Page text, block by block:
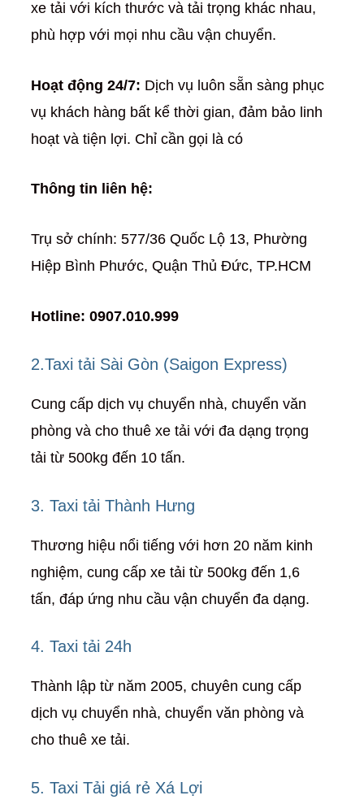
xe tải với kích thước và tải trọng khác nhau,
phù hợp với mọi nhu cầu vận chuyển.
Hoạt động 24/7: Dịch vụ luôn sẵn sàng phục
vụ khách hàng bất kể thời gian, đảm bảo linh
hoạt và tiện lợi. Chỉ cần gọi là có
Thông tin liên hệ:
Trụ sở chính: 577/36 Quốc Lộ 13, Phường
Hiệp Bình Phước, Quận Thủ Đức, TP.HCM
Hotline: 0907.010.999
2.Taxi tải Sài Gòn (Saigon Express)
Cung cấp dịch vụ chuyển nhà, chuyển văn
phòng và cho thuê xe tải với đa dạng trọng
tải từ 500kg đến 10 tấn.
3. Taxi tải Thành Hưng
Thương hiệu nổi tiếng với hơn 20 năm kinh
nghiệm, cung cấp xe tải từ 500kg đến 1,6
tấn, đáp ứng nhu cầu vận chuyển đa dạng.
4. Taxi tải 24h
Thành lập từ năm 2005, chuyên cung cấp
dịch vụ chuyển nhà, chuyển văn phòng và
cho thuê xe tải.
5. Taxi Tải giá rẻ Xá Lợi